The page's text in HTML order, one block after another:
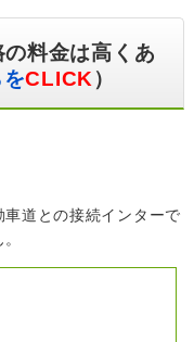
料金は高くあ
をCLICK ）
道との接続インターで